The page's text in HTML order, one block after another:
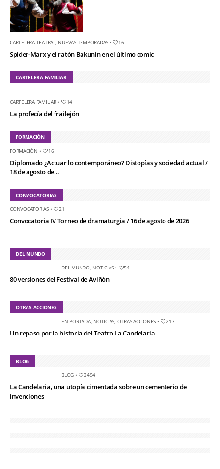
CARTELERA TEATRAL NUEVAS TEMPORADAS • 16
Spider-Marx y el ratón Bakunin en el último comic
CARTELERA FAMILIAR
CARTELERA FAMILIAR• 14
La profecía del frailejón
FORMACIÓN
FORMACIÓN • 16
Diplomado ¿Actuar lo contemporáneo? Distopías y sociedad actual /
18 de agosto de...
CONVOCATORIAS
CONVOCATORIAS• 21
Convocatoria IV Torneo de dramaturgia / 16 de agosto de 2026
DEL MUNDO
DEL MUNDO, NOTICIAS• 54
80 versiones del Festival de Aviñón
OTRAS ACCIONES
EN PORTADA, NOTICIAS OTRAS ACCIONES • 217
Un repaso por la historia del Teatro La Candelaria
BLOG
BLOG • 3494
La Candelaria, una utopía cimentada sobre un cementerio de
invenciones